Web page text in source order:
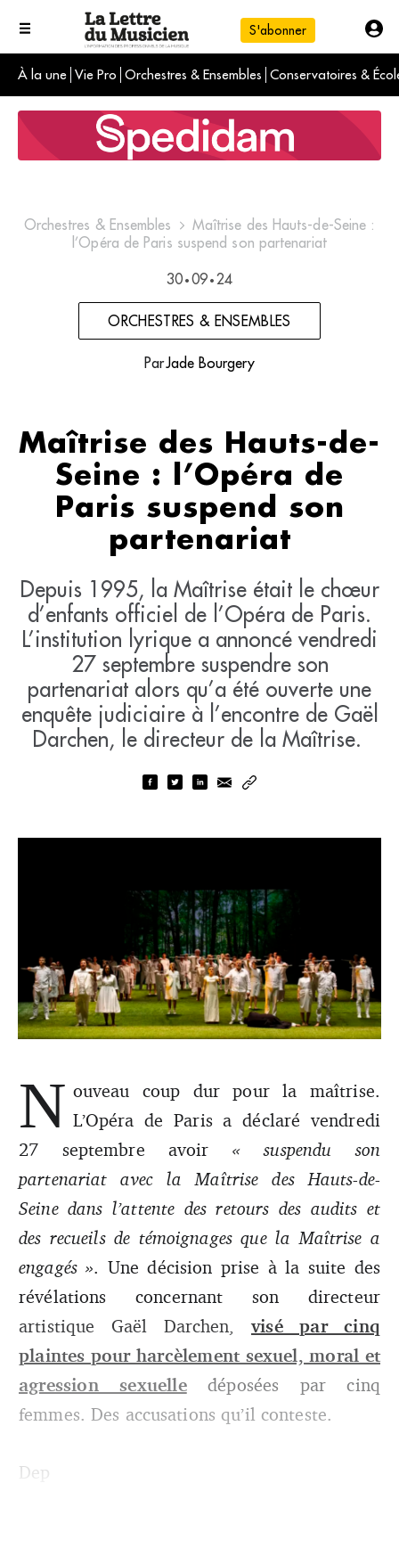
S'abonner
À la une Vie Pro Orchestres & Ensembles Conservatoires &
L'info du jour
Le numéro du mois
International
Orchestres & Ensembles
Maîtrise des Hauts-de-Seine :
l’Opéra de Paris suspend son partenariat
30 • 09 • 24
ORCHESTRES & ENSEMBLES
ParJade Bourgery
Maîtrise des Hauts-de-
Seine : l’Opéra de
Paris suspend son
partenariat
Depuis 1995, la Maîtrise était le chœur
d’enfants officiel de l’Opéra de Paris.
L’institution lyrique a annoncé vendredi
27 septembre suspendre son
partenariat alors qu’a été ouverte une
enquête judiciaire à l’encontre de Gaël
Darchen, le directeur de la Maîtrise.
L'opéra La Flûte enchantée à l'Opéra de Paris, avec la
participation de la Maîtrise des Hauts-de-Seine, durant la
saison 2022-2023. Crédit photo : Guergana Damianova /
OnP
N ouveau coup dur pour la maîtrise.
L’Opéra de Paris a déclaré vendredi
27 septembre avoir « suspendu son
partenariat avec la Maîtrise des Hauts-de-
Seine dans l’attente des retours des audits et
des recueils de témoignages que la Maîtrise a
engagés ». Une décision prise à la suite des
révélations concernant son directeur
artistique Gaël Darchen,visé par cinq
plaintes pour harcèlement sexuel, moral et
agression sexuelledéposées par cinq
femmes. Des accusations qu’il conteste.
Dep